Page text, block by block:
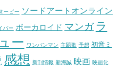
ーピー ソードアートオンライン
バー ボーカロイド マンガ ラ
ー ワンパンマン 主題歌 予想 初音ミ
感想 新刊情報 新海誠 映画 映画化